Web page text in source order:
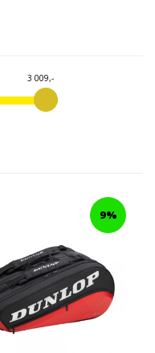
3 009,-
9%